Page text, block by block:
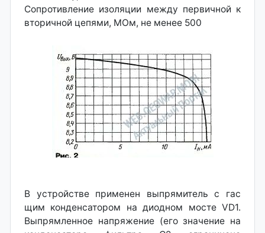
Сопротивление изоляции между первичной к
вторичной цепями, МОм, не менее 500
В устройстве применен выпрямитель с гас
щим конденсатором на диодном мосте VD1.
Выпрямленное напряжение (его значение на